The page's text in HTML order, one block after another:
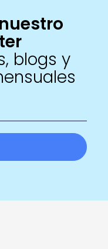
blogs y